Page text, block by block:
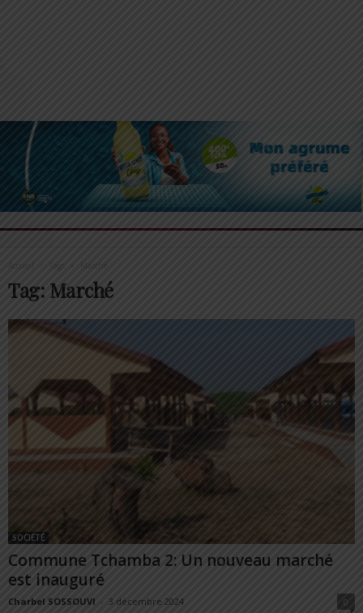
Tags Marché
Tag: Marché
SOCIÉTÉ
Commune Tchamba 2: Un nouveau marché
est inauguré
Charbel SOSSOUVI - 3 décembre 2024
0